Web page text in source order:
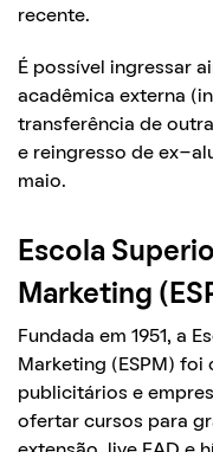
recente.
É possível ingressar
acadêmica externa
transferência de
e reingresso de ex-
maio.
Escola
Marketing
Fundada em 1951, a
Marketing (ESPM)
publicitários e
ofertar cursos para